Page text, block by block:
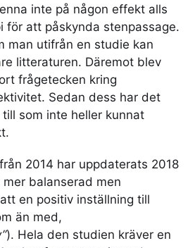
inte på någon effekt alls
för att påskynda stenpassage.
man utifrån en studie kan
litteraturen. Däremot blev
frågetecken kring
Sedan dess har det
som inte heller kunnat
2014 har uppdaterats 2018
balanserad men
en positiv inställning till
än med,
). Hela den studien kräver en